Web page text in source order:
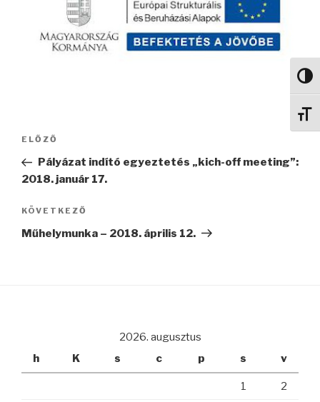
Bejegyzés
Korábbi
bejegyzés
ELŐZŐ
Pályázat indító egyeztetés „kich-off meeting”:
2018. január 17.
Következő
bejegyzés
KÖVETKEZŐ
Műhelymunka – 2018. április 12.
2026. augusztus
h
K s c p s v
1 2